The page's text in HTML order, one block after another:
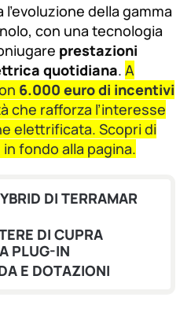
della gamma
con una tecnologia
prestazioni
quotidiana. A
6.000 euro di incentivi
che rafforza l’interesse
elettrificata. Scopri di
fondo alla pagina.
DI TERRAMAR
DI CUPRA
PLUG-IN
E DOTAZIONI